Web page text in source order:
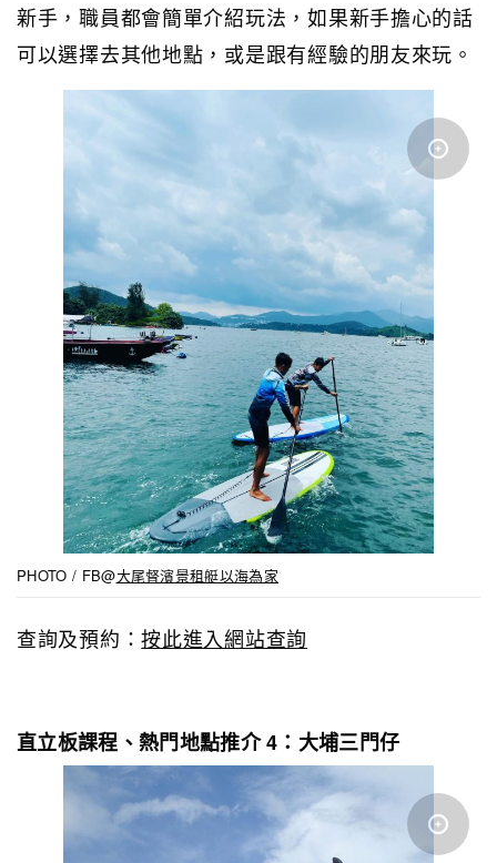
新手，職員都會簡單介紹玩法，如果新手擔心的話
可以選擇去其他地點，或是跟有經驗的朋友來玩。
PHOTO / FB@大尾督濱景租艇以海為家
查詢及預約：按此進入網站查詢
直立板課程、熱門地點推介 4：大埔三門仔